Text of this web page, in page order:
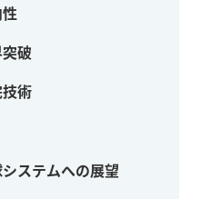
破
術
ステムへの展望